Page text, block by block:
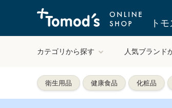
ト
カテゴリから探す 人気ブランド
衛生用品 健康食品 化粧品